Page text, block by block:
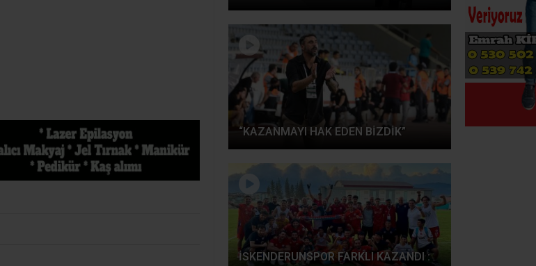
“KAZANMAYI HAK EDEN BİZDİK”
İSKENDERUNSPOR FARKLI KAZANDI :